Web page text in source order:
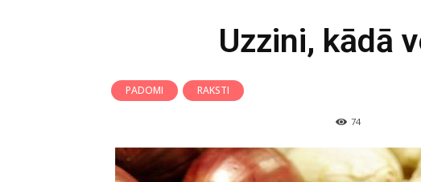
Uzzini, kādā
PADOMI RAKSTI
74